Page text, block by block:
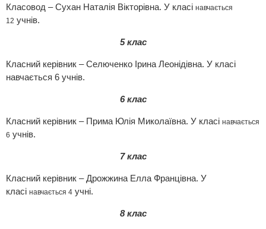
Класовод – Сухан Наталія Вікторівна. У класі навчається
12 учнів.
5 клас
Класний керівник – Селюченко Ірина Леонідівна. У класі
навчається 6 учнів.
6 клас
Класний керівник – Прима Юлія Миколаївна. У класі навчається
6 учнів.
7 клас
Класний керівник – Дрожжина Елла Францівна. У
класі навчається 4 учні.
8 клас